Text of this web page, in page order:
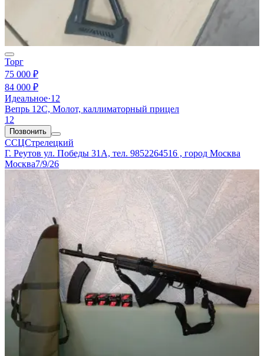
Торг
75 000 ₽
84 000 ₽
Идеальное·12
Вепрь 12С, Молот, каллиматорный прицел
12
Позвонить
ССЦСтрелецкий
Г. Реутов ул. Победы 31А, тел. 9852264516 , город Москва
Москва7/9/26